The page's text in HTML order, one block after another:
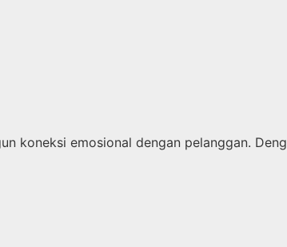
koneksi emosional dengan pelanggan.